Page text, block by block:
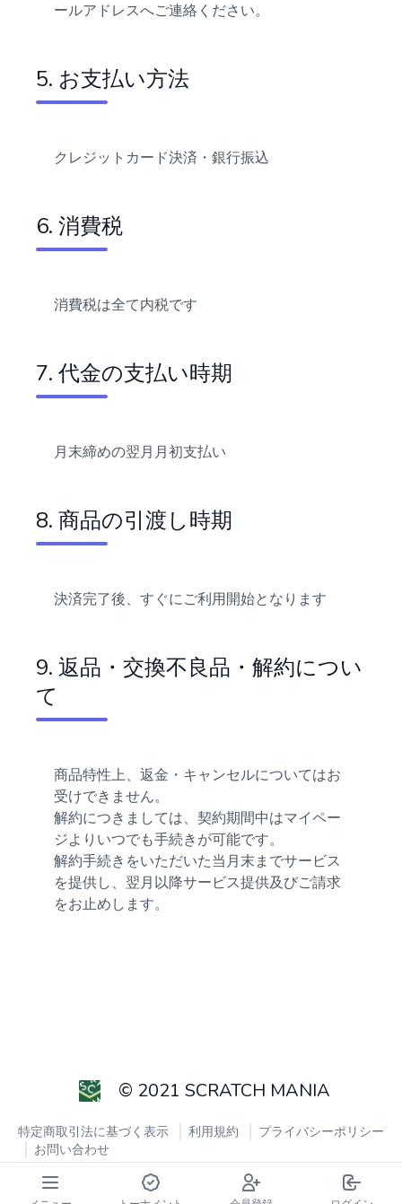
ールアドレスへご連絡ください。
5. お支払い方法
クレジットカード決済・銀行振込
6. 消費税
消費税は全て内税です
7. 代金の支払い時期
月末締めの翌月月初支払い
8. 商品の引渡し時期
決済完了後、すぐにご利用開始となります
9. 返品・交換不良品・解約につい
て
商品特性上、返金・キャンセルについてはお
受けできません。
解約につきましては、契約期間中はマイペー
ジよりいつでも手続きが可能です。
解約手続きをいただいた当月末までサービス
を提供し、翌月以降サービス提供及びご請求
をお止めします。
© 2021 SCRATCH MANIA
特定商取引法に基づく表示 利用規約
プライバシーポリシー
お問い合わせ